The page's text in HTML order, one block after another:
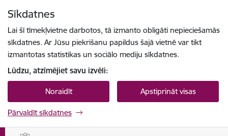
Sīkdatnes
Lai šī tīmekļvietne darbotos, tā izmanto obligāti nepieciešamās
sīkdatnes. Ar Jūsu piekrišanu papildus šajā vietnē var tikt
izmantotas statistikas un sociālo mediju sīkdatnes.
Lūdzu, atzīmējiet savu izvēli:
Noraidīt Apstiprināt visas
Pārvaldīt sīkdatnes